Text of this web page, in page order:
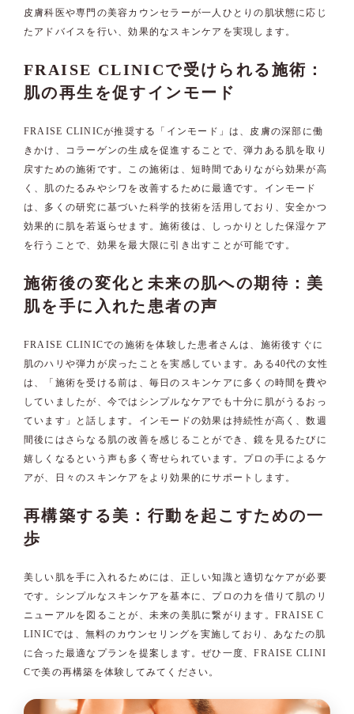
皮膚科医や専門の美容カウンセラーが一人ひとりの肌状態に応じ
たアドバイスを行い、効果的なスキンケアを実現します。
FRAISE CLINICで受けられる施術：
肌の再生を促すインモード
FRAISE CLINICが推奨する「インモード」は、皮膚の深部に働
きかけ、コラーゲンの生成を促進することで、弾力ある肌を取り
戻すための施術です。この施術は、短時間でありながら効果が高
く、肌のたるみやシワを改善するために最適です。インモード
は、多くの研究に基づいた科学的技術を活用しており、安全かつ
効果的に肌を若返らせます。施術後は、しっかりとした保湿ケア
を行うことで、効果を最大限に引き出すことが可能です。
施術後の変化と未来の肌への期待：美
肌を手に入れた患者の声
FRAISE CLINICでの施術を体験した患者さんは、施術後すぐに
肌のハリや弾力が戻ったことを実感しています。ある40代の女性
は、「施術を受ける前は、毎日のスキンケアに多くの時間を費や
していましたが、今ではシンプルなケアでも十分に肌がうるおっ
ています」と話します。インモードの効果は持続性が高く、数週
間後にはさらなる肌の改善を感じることができ、鏡を見るたびに
嬉しくなるという声も多く寄せられています。プロの手によるケ
アが、日々のスキンケアをより効果的にサポートします。
再構築する美：行動を起こすための一
歩
美しい肌を手に入れるためには、正しい知識と適切なケアが必要
です。シンプルなスキンケアを基本に、プロの力を借りて肌のリ
ニューアルを図ることが、未来の美肌に繋がります。FRAISE C
LINICでは、無料のカウンセリングを実施しており、あなたの肌
に合った最適なプランを提案します。ぜひ一度、FRAISE CLINI
Cで美の再構築を体験してみてください。